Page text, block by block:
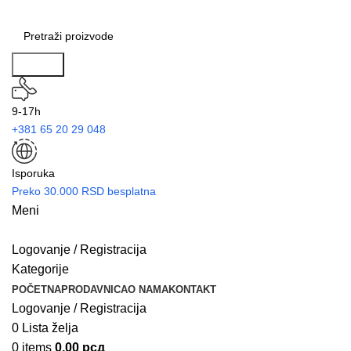
9-17h
+381 65 20 29 048
Isporuka
Preko 30.000 RSD besplatna
Meni
Logovanje / Registracija
Kategorije
POČETNAPRODAVNICAO NAMAKONTAKT
Logovanje / Registracija
0 Lista želja
0 items 0.00 рсд